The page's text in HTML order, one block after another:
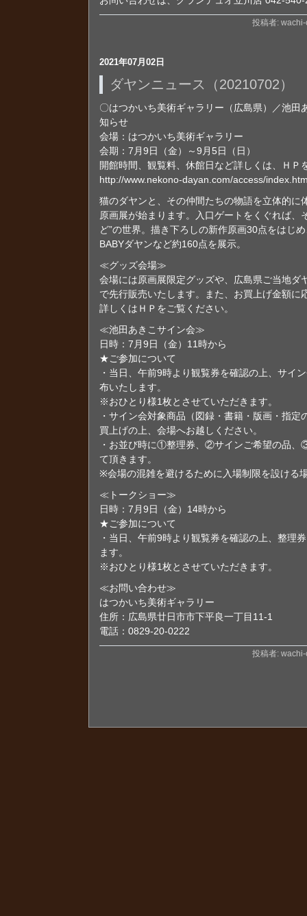
投稿者:
2021年07月02日
ダヤンニュース（20210702）
〇はつかいち美術ギャラリー（広島県）／池田
知らせ
会場：はつかいち美術ギャラリー
会期：7月9日（金）～9月5日（日）
開館時間、観覧料、休館日など詳しくは、ＨＰ
http://www.nekono-dayan.com/access/
猫のダヤンと、その仲間たちの物語を立体的に
原画展が始まります。入口ゲートをくぐれば、
ど”の世界。描き下ろしの新作原画30点をはじ
BABYダヤンなど約160点を展示。
≪グッズ会場≫
会場には原画展限定グッズや、広島県ご当地ダ
で先行販売いたします。また、お買上げ金額に
詳しくはＨＰをご覧ください。
≪池田あきこサイン会≫
日時：7月9日（金）11時から
★ご参加について
・当日、午前9時より観覧券を確認の上、サイ
布いたします。
※おひとり様1枚とさせていただきます。
・サイン会対象商品（図録・書籍・版画・指定
買上げの上、会場へお越しください。
・お並び時に①整理券、②サインご希望の品、
て頂きます。
※会場の混雑を避けるために入場制限を設ける
≪トークショー≫
日時：7月9日（金）14時から
★ご参加について
・当日、午前9時より観覧券を確認の上、整理
ます。
※おひとり様1枚とさせていただきます。
≪お問い合わせ≫
はつかいち美術ギャラリー
住所：広島県廿日市市下平良一丁目11-1
電話：0829-20-0222
投稿者: